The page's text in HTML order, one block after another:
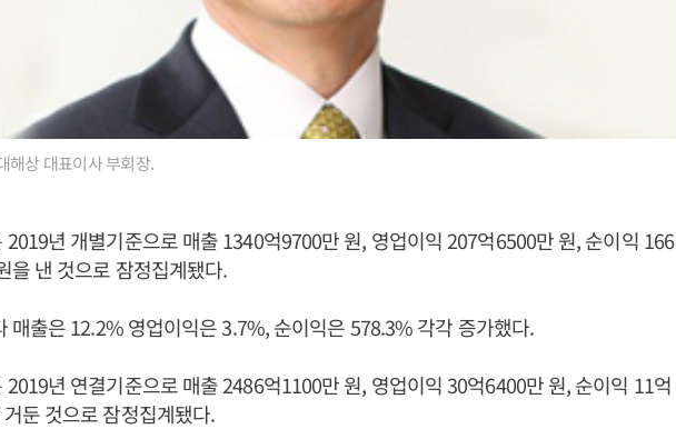
해상 대표이사 부회장.
2019년 개별기준으로 매출 1340억9700만 원, 영업이익 207억6500만 원, 순이익 166
을 낸 것으로 잠정집계됐다.
매출은 12.2% 영업이익은 3.7%, 순이익은 578.3% 각각 증가했다.
2019년 연결기준으로 매출 2486억1100만 원, 영업이익 30억6400만 원, 순이익 11억
둔 것으로 잠정집계됐다.